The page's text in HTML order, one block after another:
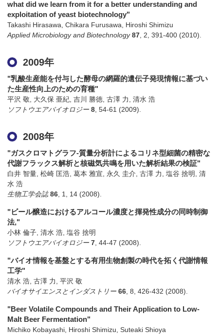
what did we learn from it for a better understanding and
exploitation of yeast biotechnology"
Takashi Hirasawa, Chikara Furusawa, Hiroshi Shimizu
Applied Microbiology and Biotechnology 87 2 391-400 (2010)
2009年
"乳酸生産能を付与した酵母の網羅的遺伝子発現情報に基づい
た生産性向上のための育種"
平沢 敬, 大久保 亜紀, 吉川 勝徳, 古澤 力, 清水 浩
ソフトウエアバイオロジー 8 54-61 (2009)
2008年
"ガスクロマトグラフ-質量分析計によるコリネ型細菌の精密な
代謝フラックス解析と核磁気共鳴を用いた解析結果の検証"
白井 智量, 松崎 匡浩, 葛本 雅宣, 永久 圭介, 古澤 力, 塩谷 捨明, 清
水 浩
生物工学会誌 86 1 14 (2008)
"ビール醸造におけるアルコール濃度と揮発性成分の同時制御
法,"
小林 倫子, 清水 浩, 塩谷 捨明
ソフトウエアバイオロジー 7 44-47 (2008)
"バイオ情報を基盤とする有用生物創製の時代を拓く代謝情報
工学"
清水 浩, 古澤 力, 平沢 敬
バイオサイエンスとインダストリー 66 8 426-432 (2008)
"Beer Volatile Compounds and Their Application to Low-
Malt Beer Fermentation"
Michiko Kobayashi, Hiroshi Shimizu, Suteaki Shioya